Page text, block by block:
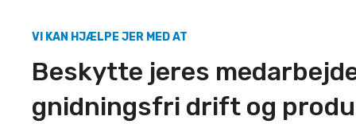
VI KAN HJÆLPE JER MED AT
Beskytte jeres
gnidningsfri drift og